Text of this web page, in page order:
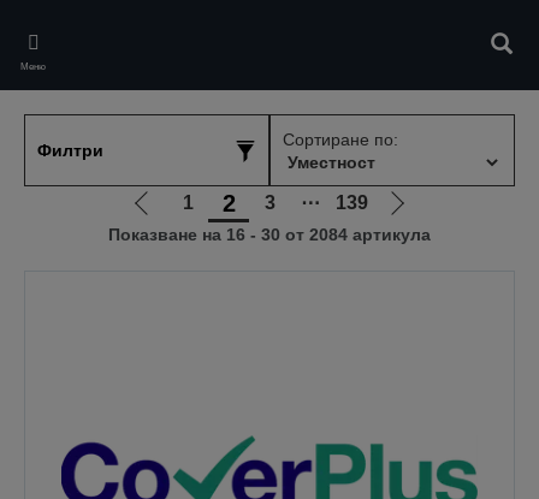
main
content
Меню
Филтри
Сортиране по:
Отиди
на
1 2 3 ⋯ 139
Отиди
на
Показване на 16 - 30 от 2084 артикула